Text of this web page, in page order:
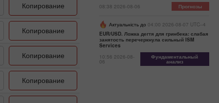
Копирование
Копирование
Копирование
Копирование
08:38 2026-08-06
Прогнозы
Актуальність до 04:00 2026-08-07 UTC--4
EUR/USD. Ложка дегтя для гринбека: слабая
занятость перечеркнула сильный ISM
Services
10:56 2026-08-
06
Фундаментальный
анализ